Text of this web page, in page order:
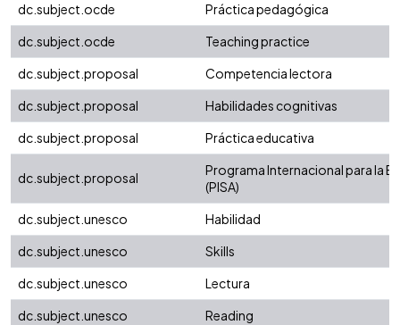
dc.subject.ocde
Práctica pedagógica
dc.subject.ocde
Teaching practice
dc.subject.proposal
Competencia lectora
dc.subject.proposal
Habilidades cognitivas
dc.subject.proposal
Práctica educativa
dc.subject.proposal
Programa Internacional para la
(PISA)
dc.subject.unesco
Habilidad
dc.subject.unesco
Skills
dc.subject.unesco
Lectura
dc.subject.unesco
Reading